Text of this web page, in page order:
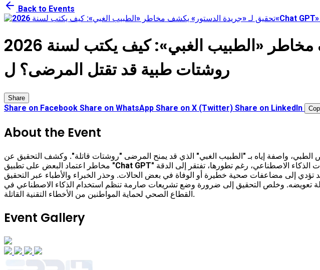
Back to Events
2026 تحقيق لـ «جريدة الدستور» يكشف مخاطر «الطبيب الغبي»: كيف يكتب لسنة«Chat GPT»
روشتات طبية قد تقتل المرضى؟ ل
Share
Share on Facebook Share on WhatsApp Share on X (Twitter) Share on LinkedIn
About the Event
الطبي، واصفة إياه بـ "الطبيب الغبي" الذي قد يمنح المرضى "روشتات قاتلة". وكشف التحقيق عن
مخاطر اعتماد البعض على تطبيق "Chat GPT" للحصول على نصائح طبية أو وصفات دوائية دون الرجوع للمتخصصين. وأظهرت تجربة "الدستور" أن تقنيات الذكاء الاصطناعي، رغم تطورها، تفتقر إلى الدقة
تؤدي إلى مضاعفات صحية خطيرة أو الوفاة في بعض الحالات. وحذر الخبراء والأطباء عبر التحقيق
تعويضه. وخلص التحقيق إلى ضرورة وضع تشريعات صارمة تنظم استخدام الذكاء الاصطناعي في
القطاع الصحي لحماية المواطنين من الأخطاء التقنية القاتلة.
Event Gallery